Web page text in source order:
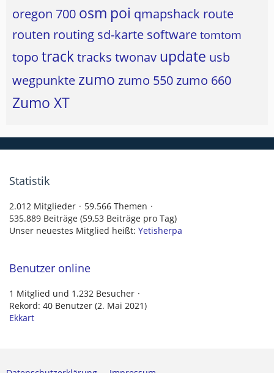
oregon 700 osm poi qmapshack route
routen routing sd-karte software tomtom
topo tracktracks twonav update usb
wegpunkte zumo zumo 550zumo 660
Zumo XT
Statistik
2.012 Mitglieder
59.566 Themen
535.889 Beiträge (59,53 Beiträge pro Tag)
Unser neuestes Mitglied heißt: Yetisherpa
Benutzer online
1 Mitglied und 1.232 Besucher
Rekord: 40 Benutzer (2. Mai 2021)
Ekkart